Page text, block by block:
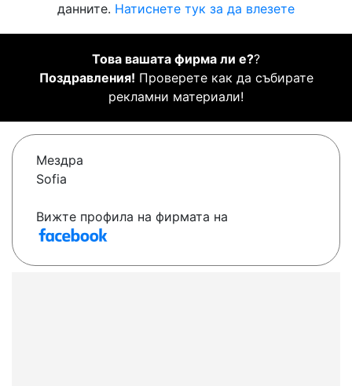
данните. Натиснете тук за да влезете
Това вашата фирма ли е??
Поздравления! Проверете как да събирате
рекламни материали!
Мездра
Sofia
Вижте профила на фирмата на